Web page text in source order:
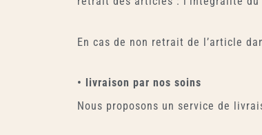
En cas de non retrait de l’article
• livraison par nos soins
Nous proposons un service de